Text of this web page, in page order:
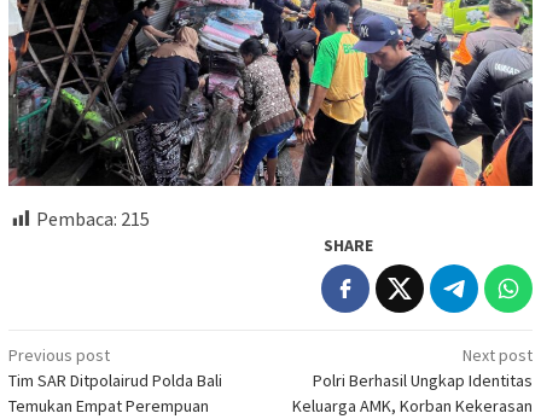
Pembaca: 215
SHARE
Post
navigation
Previous post
Tim SAR Ditpolairud Polda Bali
Temukan Empat Perempuan
Next post
Polri Berhasil Ungkap Identitas
Keluarga AMK, Korban Kekerasan